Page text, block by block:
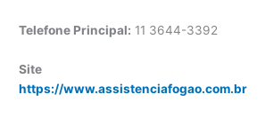
Telefone Principal: 11 3644-3392
Site
https://www.assistenciafogao.com.br